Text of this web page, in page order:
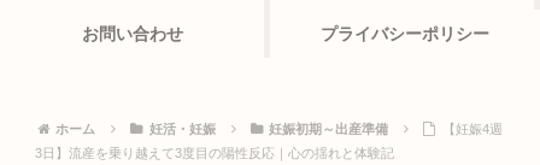
お問い合わせ プライバシーポリシー
ホーム 妊活・妊娠 妊娠初期～出産準備
【妊娠4週
3日】流産を乗り越えて3度目の陽性反応｜心の揺れと体験記